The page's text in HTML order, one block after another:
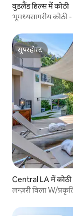
वुडलैंड हिल्स में कोठी
भूमध्यसागरीय
सुपरहोस्ट
सुपरहोस्ट
Central LA में कोठी
लग्ज़री विला W/